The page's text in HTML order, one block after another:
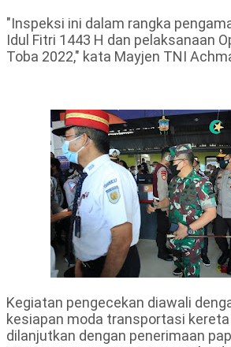
"Inspeksi ini dalam rangka
Idul Fitri 1443 H dan pelaksanaan
Toba 2022," kata Mayjen TNI
Kegiatan pengecekan diawali
kesiapan moda transportasi kereta
dilanjutkan dengan penerimaan